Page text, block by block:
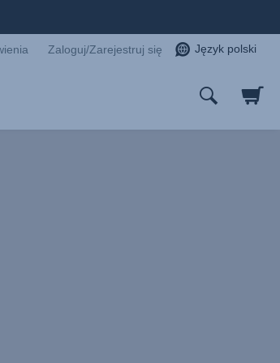
Zaloguj/Zarejestruj się Język polski